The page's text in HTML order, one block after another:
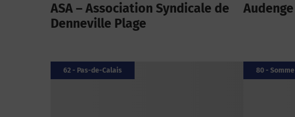
ASA – Association Syndicale de
Denneville Plage
Audenge
62 - Pas-de-Calais 80 - Somme